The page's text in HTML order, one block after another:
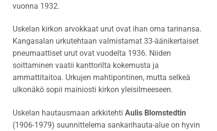
vuonna 1932.
Uskelan kirkon arvokkaat urut ovat ihan oma tarinansa.
Kangasalan urkutehtaan valmistamat 33-äänikertaiset
pneumaattiset urut ovat vuodelta 1936. Niiden
soittaminen vaatii kanttorilta kokemusta ja
ammattitaitoa. Urkujen mahtipontinen, mutta selkeä
ulkonäkö sopii mainiosti kirkon yleisilmeeseen.
Uskelan hautausmaan arkkitehti Aulis Blomstedtin
(1906-1979) suunnittelema sankarihauta-alue on hyvin